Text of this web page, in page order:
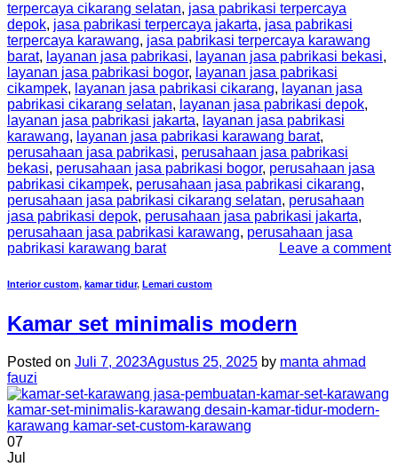
terpercaya cikarang selatan, jasa pabrikasi terpercaya
depok, jasa pabrikasi terpercaya jakarta, jasa pabrikasi
terpercaya karawang, jasa pabrikasi terpercaya karawang
barat, layanan jasa pabrikasi, layanan jasa pabrikasi bekasi,
layanan jasa pabrikasi bogor, layanan jasa pabrikasi
cikampek, layanan jasa pabrikasi cikarang, layanan jasa
pabrikasi cikarang selatan, layanan jasa pabrikasi depok,
layanan jasa pabrikasi jakarta, layanan jasa pabrikasi
karawang, layanan jasa pabrikasi karawang barat,
perusahaan jasa pabrikasi, perusahaan jasa pabrikasi
bekasi, perusahaan jasa pabrikasi bogor, perusahaan jasa
pabrikasi cikampek, perusahaan jasa pabrikasi cikarang,
perusahaan jasa pabrikasi cikarang selatan, perusahaan
jasa pabrikasi depok, perusahaan jasa pabrikasi jakarta,
perusahaan jasa pabrikasi karawang, perusahaan jasa
pabrikasi karawang barat
Leave a comment
Interior custom, kamar tidur, Lemari custom
Kamar set minimalis modern
Posted on Juli 7, 2023Agustus 25, 2025 by manta ahmad
fauzi
07
Jul